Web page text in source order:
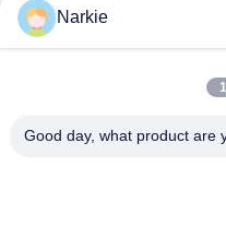
Οδός Yingbin αριθ. 100,
Narkie
Good day, what product are